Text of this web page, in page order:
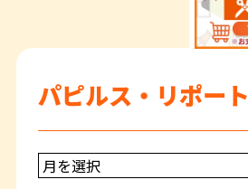
パピルス・リポート